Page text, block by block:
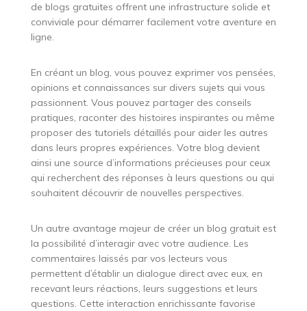
de blogs gratuites offrent une infrastructure solide et
conviviale pour démarrer facilement votre aventure en
ligne.
En créant un blog, vous pouvez exprimer vos pensées,
opinions et connaissances sur divers sujets qui vous
passionnent. Vous pouvez partager des conseils
pratiques, raconter des histoires inspirantes ou même
proposer des tutoriels détaillés pour aider les autres
dans leurs propres expériences. Votre blog devient
ainsi une source d’informations précieuses pour ceux
qui recherchent des réponses à leurs questions ou qui
souhaitent découvrir de nouvelles perspectives.
Un autre avantage majeur de créer un blog gratuit est
la possibilité d’interagir avec votre audience. Les
commentaires laissés par vos lecteurs vous
permettent d’établir un dialogue direct avec eux, en
recevant leurs réactions, leurs suggestions et leurs
questions. Cette interaction enrichissante favorise